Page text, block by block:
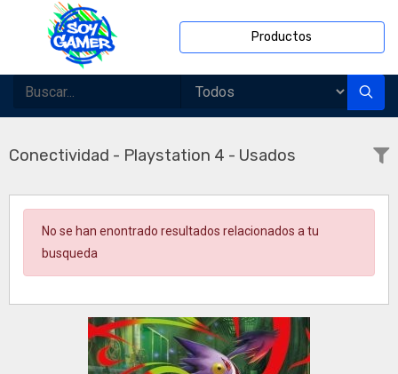
Productos
Conectividad - Playstation 4 - Usados
No se han enontrado resultados relacionados a tu
busqueda